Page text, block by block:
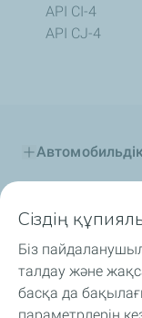
API CI-4
API CJ-4
Отын қоспалар
Арнайы
Сіздің
Біз
талдау және
басқа да